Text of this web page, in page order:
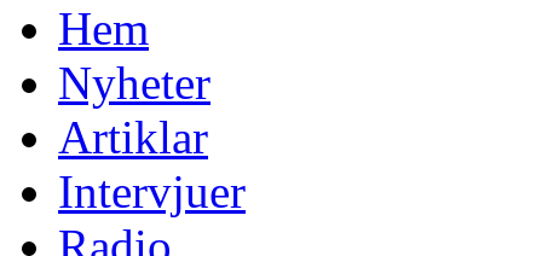
Hem
Nyheter
Artiklar
Intervjuer
Radio